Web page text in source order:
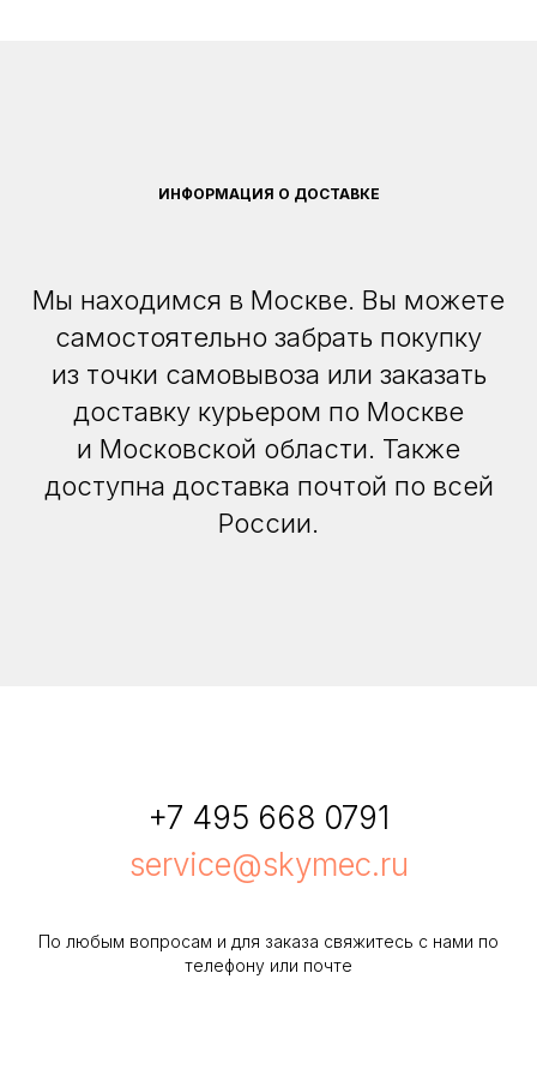
ИНФОРМАЦИЯ О ДОСТАВКЕ
Мы находимся в Москве. Вы можете
самостоятельно забрать покупку
из точки самовывоза или заказать
доставку курьером по Москве
и Московской области. Также
доступна доставка почтой по всей
России.
+7 495 668 0791
service@skymec.ru
По любым вопросам и для заказа свяжитесь с нами по
телефону или почте